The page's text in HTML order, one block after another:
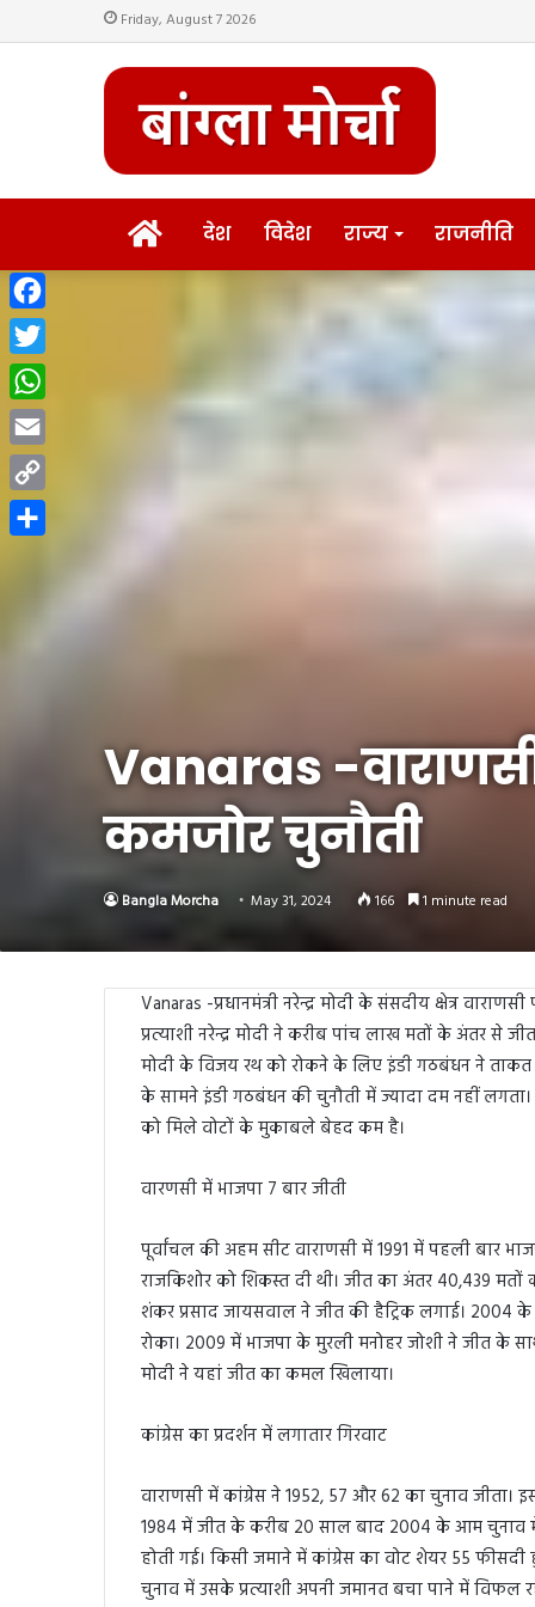
Friday, August 7 2026
HOMEदेश विदेश राज्य राजनीति
Vanaras -
कमजोर चुनौती
Bangla Morcha May 31, 2024 166 1 minute read
Vanaras -प्रधानमंत्री नरेन्द्र मोदी के संसदीय क्षेत्र
प्रत्याशी नरेन्द्र मोदी ने करीब पांच लाख मतों के अंतर से
मोदी के विजय रथ को रोकने के लिए इंडी गठबंधन ने
के सामने इंडी गठबंधन की चुनौती में ज्यादा दम नहीं
को मिले वोटों के मुकाबले बेहद कम है।
वारणसी में भाजपा 7 बार जीती
पूर्वांचल की अहम सीट वाराणसी में 1991 में पहली बार
राजकिशोर को शिकस्त दी थी। जीत का अंतर 40,439
शंकर प्रसाद जायसवाल ने जीत की हैट्रिक लगाई। 2004
रोका। 2009 में भाजपा के मुरली मनोहर जोशी ने जीत के
मोदी ने यहां जीत का कमल खिलाया।
कांग्रेस का प्रदर्शन में लगातार गिरवाट
वाराणसी में कांग्रेस ने 1952, 57 और 62 का चुनाव जीता।
1984 में जीत के करीब 20 साल बाद 2004 के आम चुनाव में
होती गई। किसी जमाने में कांग्रेस का वोट शेयर 55
चुनाव में उसके प्रत्याशी अपनी जमानत बचा पाने में
Facebook
Twitter
WhatsApp
Email
Copy
Link